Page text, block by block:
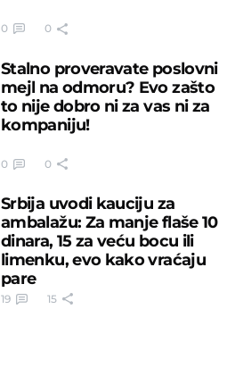
0 0
Stalno proveravate poslovni
mejl na odmoru? Evo zašto
to nije dobro ni za vas ni za
kompaniju!
0 0
Srbija uvodi kauciju za
ambalažu: Za manje flaše 10
dinara, 15 za veću bocu ili
limenku, evo kako vraćaju
pare
19 15